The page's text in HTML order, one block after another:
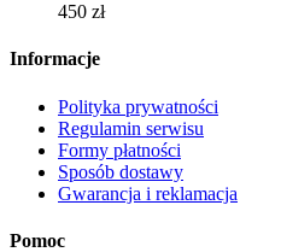
450 zł
Informacje
Polityka prywatności
Regulamin serwisu
Formy płatności
Sposób dostawy
Gwarancja i reklamacja
Pomoc